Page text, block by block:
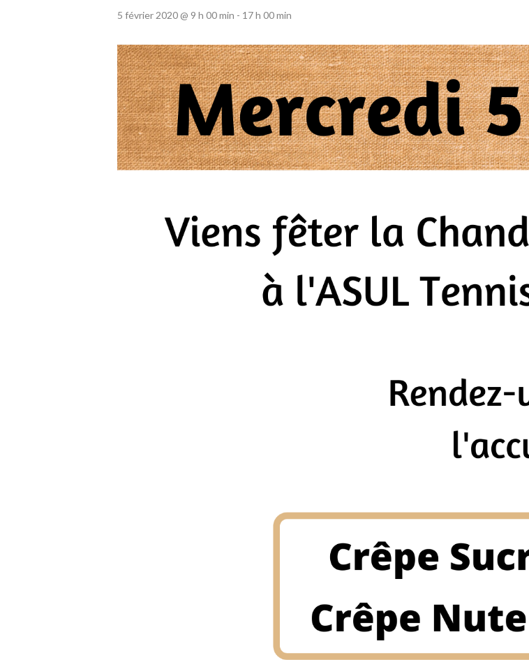
5 février 2020 @ 9 h 00 min - 17 h 00 min